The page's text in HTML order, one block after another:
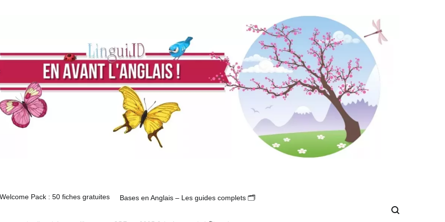
Welcome Pack : 50 fiches gratuites Bases en Anglais – Les guides complets 🗂️